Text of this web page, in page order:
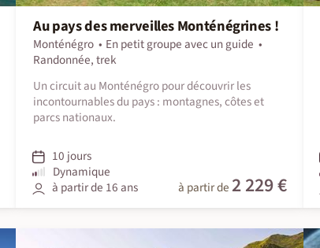
Au pays des merveilles Monténégrines !
Monténégro
En petit groupe avec un guide
Randonnée, trek
Un circuit au Monténégro pour découvrir les
incontournables du pays : montagnes, côtes et
parcs nationaux.
10 jours
Dynamique
à partir de 16 ans
à partir de 2 229 €